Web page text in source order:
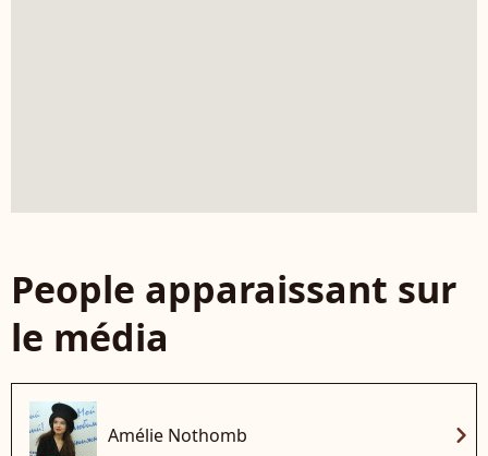
People apparaissant sur
le média
Amélie Nothomb chevron_right